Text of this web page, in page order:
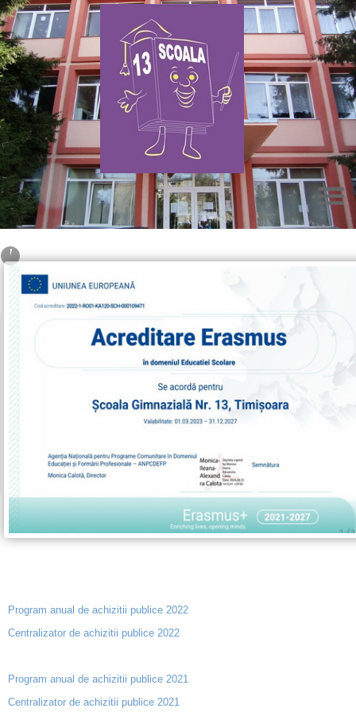
Program anual de achizitii publice 2022
Centralizator de achizitii publice 2022
Program anual de achizitii publice 2021
Centralizator de achizitii publice 2021